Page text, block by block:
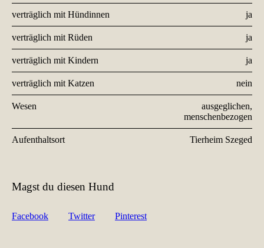
verträglich mit Hündinnen ja
verträglich mit Rüden ja
verträglich mit Kindern ja
verträglich mit Katzen nein
Wesen
ausgeglichen,
menschenbezogen
Aufenthaltsort Tierheim Szeged
Magst du diesen Hund
Facebook Twitter Pinterest